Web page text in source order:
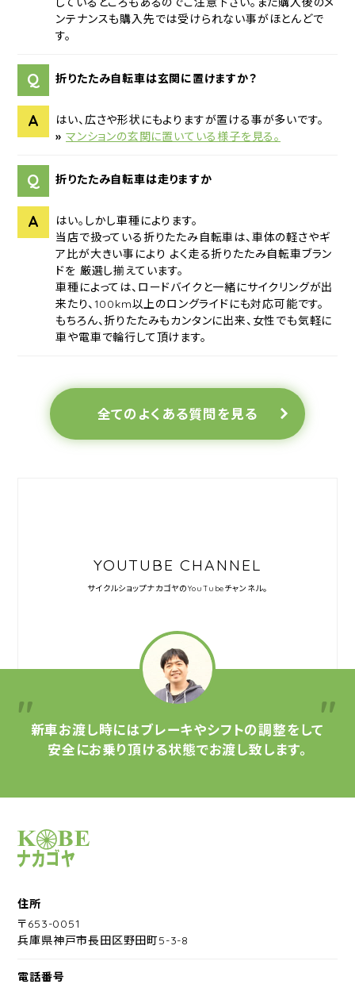
ンテナンスも購入先では受けられない事がほとんどで
す。
Q 折りたたみ自転車は玄関に置けますか？
A
はい、広さや形状にもよりますが置ける事が多いです。
» マンションの玄関に置いている様子を見る。
Q 折りたたみ自転車は走りますか
A
はい。しかし車種によります。
当店で扱っている折りたたみ自転車は、車体の軽さやギ
ア比が大きい事により よく走る折りたたみ自転車ブラン
ドを 厳選し揃えています。
車種によっては、ロードバイクと一緒にサイクリングが出
来たり、100km以上のロングライドにも対応可能です。
もちろん、折りたたみもカンタンに出来、女性でも気軽に
車や電車で輪行して頂けます。
全てのよくある質問を見る
YOUTUBE CHANNEL
サイクルショップナカゴヤのYouTubeチャンネル。
新車お渡し時にはブレーキやシフトの調整をして
安全にお乗り頂ける状態でお渡し致します。
サイクルショップナカゴヤ
住所
〒653-0051
兵庫県神戸市長田区野田町5-3-8
電話番号